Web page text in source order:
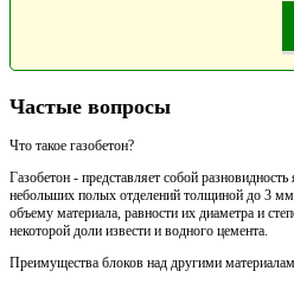
Частые вопросы
Что такое газобетон?
Газобетон - представляет собой
небольших полых отделений толщиной до 3 мм
объему материала, равности их диаметра и
некоторой доли извести и водного цемента.
Преимущества блоков над другими